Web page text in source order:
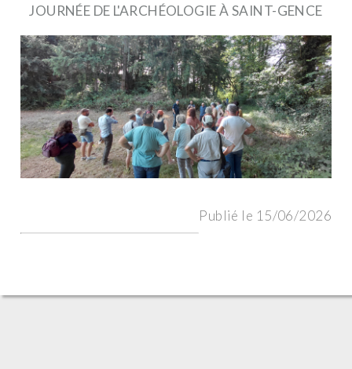
JOURNÉE DE L'ARCHÉOLOGIE À SAINT-GENCE
Publié le 15/06/2026